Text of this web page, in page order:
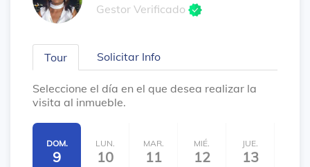
Gestor Verificado
Tour Solicitar Info
Seleccione el día en el que desea realizar la
visita al inmueble.
DOM.
9
LUN.
10
MAR.
11
MIÉ.
12
JUE.
13